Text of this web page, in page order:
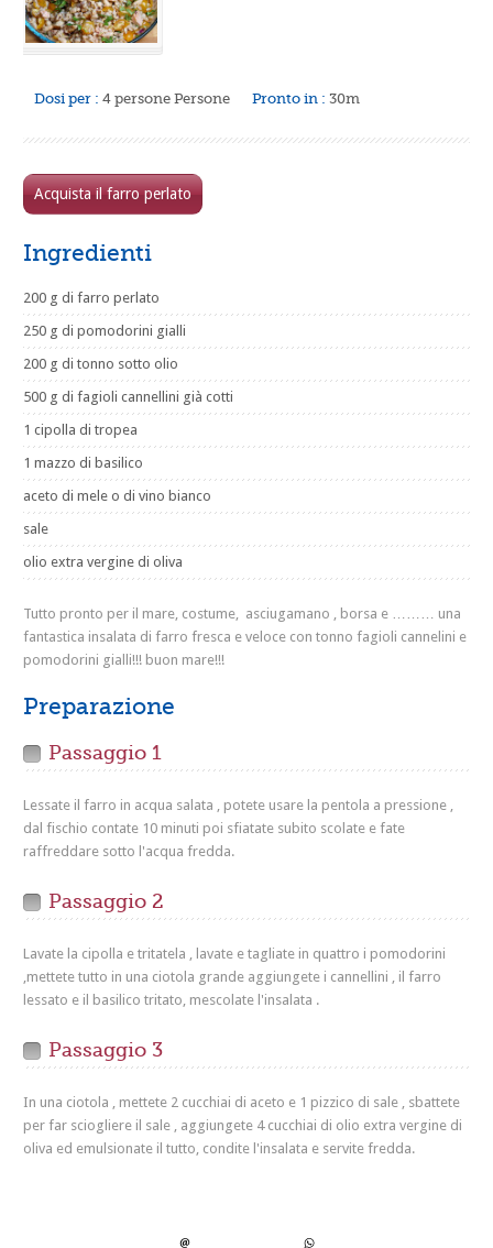
Dosi per : 4 persone Persone Pronto in : 30m
Acquista il farro perlato
Ingredienti
200 g di farro perlato
250 g di pomodorini gialli
200 g di tonno sotto olio
500 g di fagioli cannellini già cotti
1 cipolla di tropea
1 mazzo di basilico
aceto di mele o di vino bianco
sale
olio extra vergine di oliva
Tutto pronto per il mare, costume, asciugamano , borsa e ……… una
fantastica insalata di farro fresca e veloce con tonno fagioli cannelini e
pomodorini gialli!!! buon mare!!!
Preparazione
Passaggio 1
Lessate il farro in acqua salata , potete usare la pentola a pressione ,
dal fischio contate 10 minuti poi sfiatate subito scolate e fate
raffreddare sotto l'acqua fredda.
Passaggio 2
Lavate la cipolla e tritatela , lavate e tagliate in quattro i pomodorini
,mettete tutto in una ciotola grande aggiungete i cannellini , il farro
lessato e il basilico tritato, mescolate l'insalata .
Passaggio 3
In una ciotola , mettete 2 cucchiai di aceto e 1 pizzico di sale , sbattete
per far sciogliere il sale , aggiungete 4 cucchiai di olio extra vergine di
oliva ed emulsionate il tutto, condite l'insalata e servite fredda.